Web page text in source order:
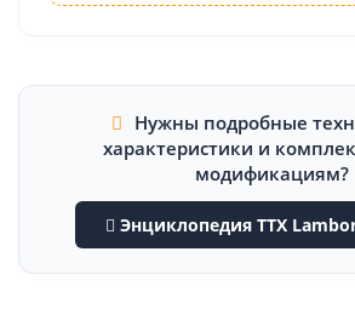
Нужны подробные
характеристики и
модификациям?
Энциклопедия ТТХ